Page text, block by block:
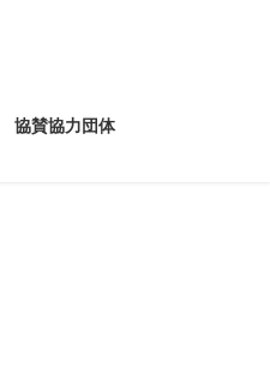
協賛協力団体